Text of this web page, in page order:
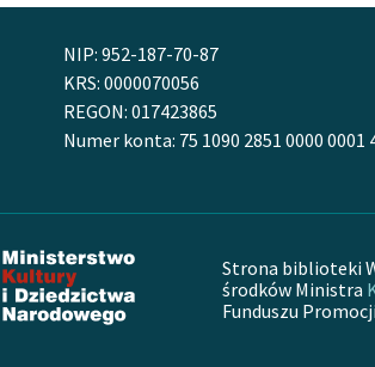
NIP: 952-187-70-87
KRS: 0000070056
REGON: 017423865
Numer konta: 75 1090 2851 0000 0001
Strona biblioteki
środków Ministra
Funduszu